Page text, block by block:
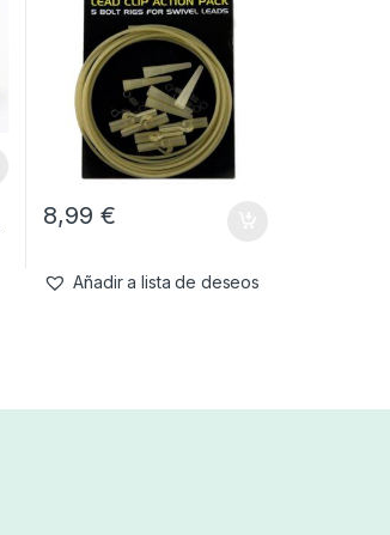
8,99 €
Añadir a lista de deseos